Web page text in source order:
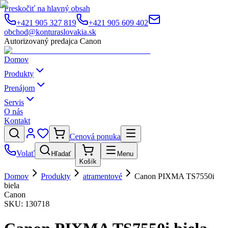
Preskočiť na hlavný obsah
+421 905 327 819
+421 905 609 402
obchod@konturaslovakia.sk
Autorizovaný predajca Canon
Domov
Produkty
Prenájom
Servis
O nás
Kontakt
Cenová ponuka
Volať
Hľadať
Košík
Menu
Domov Produkty atramentové
Canon PIXMA TS7550i
biela
Canon
SKU: 130718